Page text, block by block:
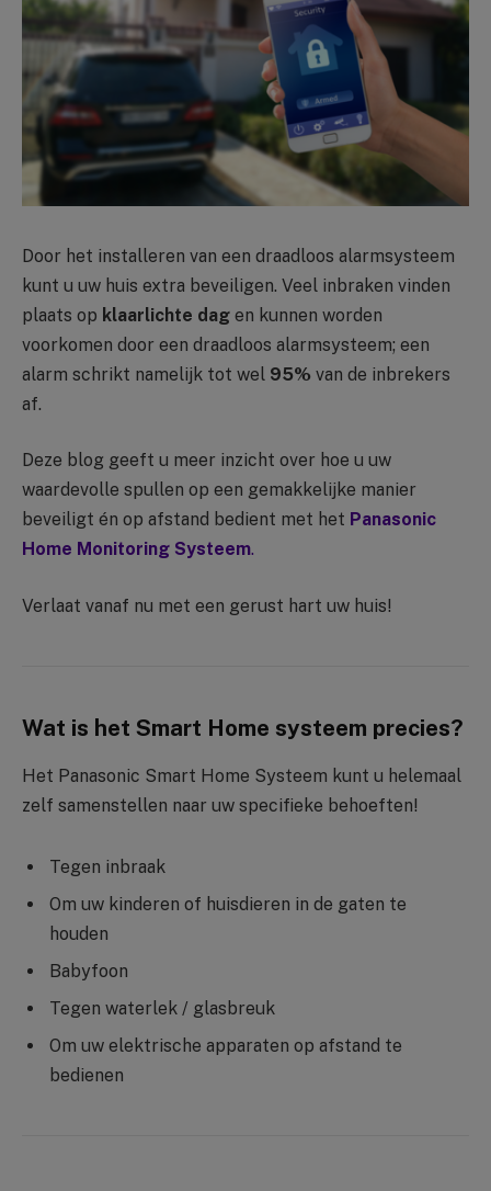
Door het installeren van een draadloos alarmsysteem
kunt u uw huis extra beveiligen. Veel inbraken vinden
plaats op klaarlichte dag en kunnen worden
voorkomen door een draadloos alarmsysteem; een
alarm schrikt namelijk tot wel 95% van de inbrekers
af.
Deze blog geeft u meer inzicht over hoe u uw
waardevolle spullen op een gemakkelijke manier
beveiligt én op afstand bedient met het Panasonic
Home Monitoring Systeem.
Verlaat vanaf nu met een gerust hart uw huis!
Wat is het Smart Home systeem precies?
Het Panasonic Smart Home Systeem kunt u helemaal
zelf samenstellen naar uw specifieke behoeften!
Tegen inbraak
Om uw kinderen of huisdieren in de gaten te
houden
Babyfoon
Tegen waterlek / glasbreuk
Om uw elektrische apparaten op afstand te
bedienen